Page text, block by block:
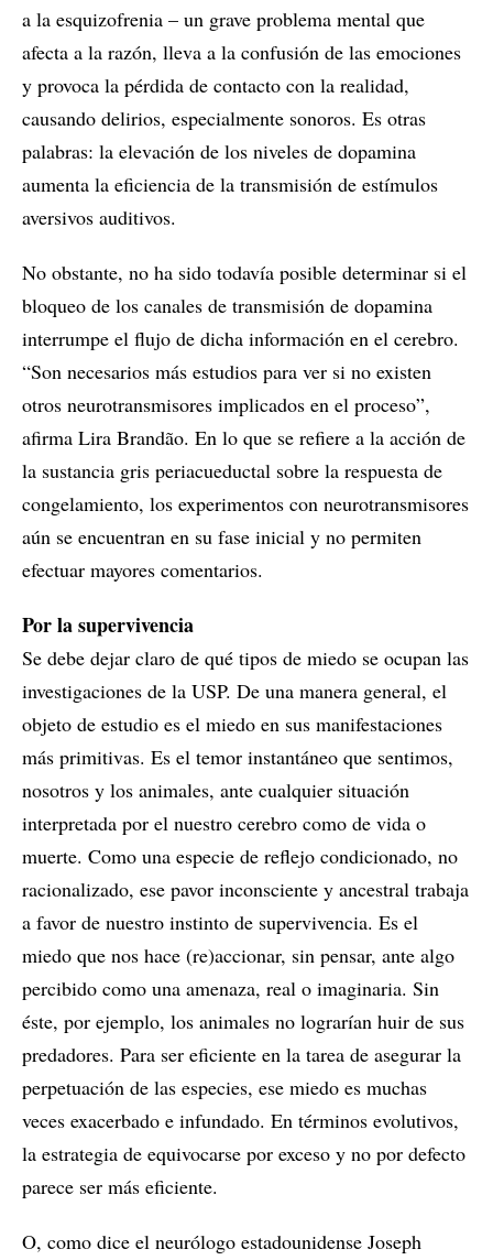
a la esquizofrenia – un grave problema mental que
afecta a la razón, lleva a la confusión de las emociones
y provoca la pérdida de contacto con la realidad,
causando delirios, especialmente sonoros. Es otras
palabras: la elevación de los niveles de dopamina
aumenta la eficiencia de la transmisión de estímulos
aversivos auditivos.
No obstante, no ha sido todavía posible determinar si el
bloqueo de los canales de transmisión de dopamina
interrumpe el flujo de dicha información en el cerebro.
“Son necesarios más estudios para ver si no existen
otros neurotransmisores implicados en el proceso”,
afirma Lira Brandão. En lo que se refiere a la acción de
la sustancia gris periacueductal sobre la respuesta de
congelamiento, los experimentos con neurotransmisores
aún se encuentran en su fase inicial y no permiten
efectuar mayores comentarios.
Por la supervivencia
Se debe dejar claro de qué tipos de miedo se ocupan las
investigaciones de la USP. De una manera general, el
objeto de estudio es el miedo en sus manifestaciones
más primitivas. Es el temor instantáneo que sentimos,
nosotros y los animales, ante cualquier situación
interpretada por el nuestro cerebro como de vida o
muerte. Como una especie de reflejo condicionado, no
racionalizado, ese pavor inconsciente y ancestral trabaja
a favor de nuestro instinto de supervivencia. Es el
miedo que nos hace (re)accionar, sin pensar, ante algo
percibido como una amenaza, real o imaginaria. Sin
éste, por ejemplo, los animales no lograrían huir de sus
predadores. Para ser eficiente en la tarea de asegurar la
perpetuación de las especies, ese miedo es muchas
veces exacerbado e infundado. En términos evolutivos,
la estrategia de equivocarse por exceso y no por defecto
parece ser más eficiente.
O, como dice el neurólogo estadounidense Joseph